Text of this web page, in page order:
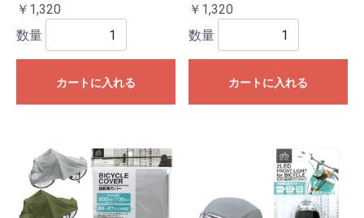
￥1,320
数量
カートに入れる
￥1,320
数量
カートに入れる